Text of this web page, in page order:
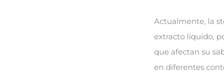
Actualmente, la
extracto líquido,
que afectan su
en diferentes